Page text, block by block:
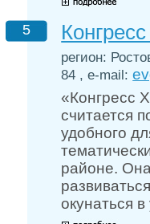
5
регион:
84 , e-mail:
«Конгресс
считается
удобного
районе.
окунаться